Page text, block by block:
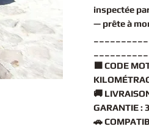
inspectée
— prête à
🟧CODE
🚚
GARANTIE :
🚗